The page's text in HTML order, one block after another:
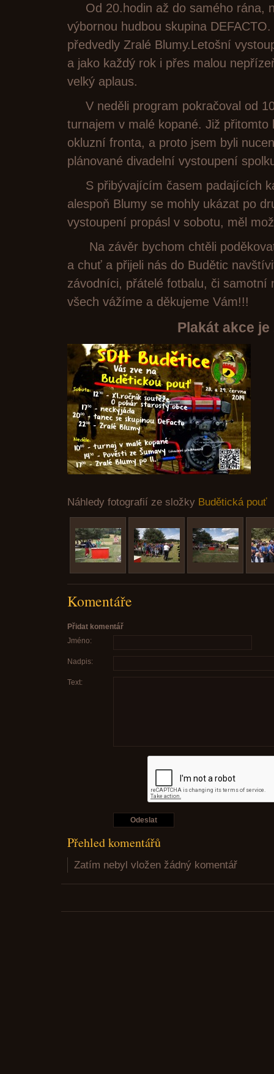
Od 20.hodin až do samého rána,
výbornou hudbou skupina
předvedly Zralé Blumy.Letošní
a jako každý rok i přes malou
velký aplaus.
V neděli program pokračoval od
turnajem v malé kopané. Již
okluzní fronta, a proto jsem byli
plánované divadelní vystoupení
S přibývajícím časem padajících
alespoň Blumy se mohly ukázat po
vystoupení propásl v sobotu, měl
Na závěr bychom chtěli
a chuť a přijeli nás do Budětic
závodníci, přátelé fotbalu, či samotní
všech vážíme a děkujeme Vám!!!
Plakát akce je
Náhledy fotografií ze složky Budětická pouť
Komentáře
Přidat komentář
Jméno:
Nadpis:
Text:
Přehled komentářů
Zatím nebyl vložen žádný komentář